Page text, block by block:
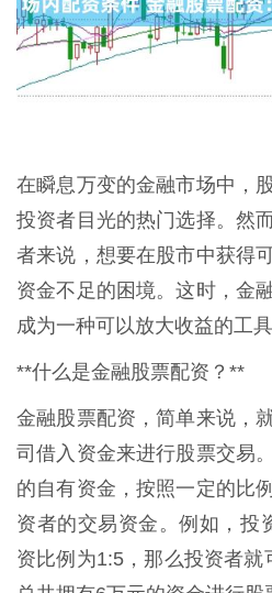
在瞬息万变的金融市场中，
投资者目光的热门选择。然
者来说，想要在股市中获得
资金不足的困境。这时，金
成为一种可以放大收益的工具
**什么是金融股票配资？**
金融股票配资，简单来说，
司借入资金来进行股票交易
的自有资金，按照一定的比
资者的交易资金。例如，投
资比例为1:5，那么投资者就